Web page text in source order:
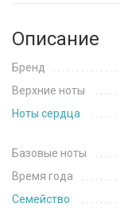
Описание
Бренд
Верхние ноты
Ноты сердца
Базовые ноты
Время года
Семейство